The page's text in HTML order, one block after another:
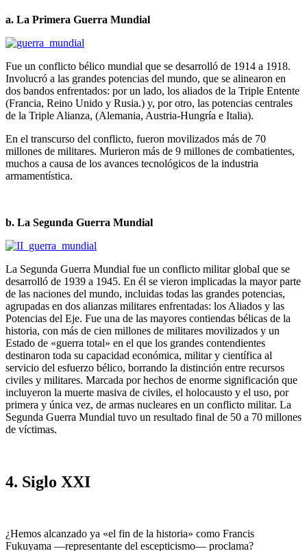
a. La Primera Guerra Mundial
Fue un conflicto bélico mundial que se desarrolló de 1914 a 1918.
Involucró a las grandes potencias del mundo, que se alinearon en
dos bandos enfren­tados: por un lado, los aliados de la Triple Entente
(Francia, Reino Unido y Rusia.) y, por otro, las potencias centrales
de la Triple Alianza, (Alemania, Austria-Hungría e Italia).
En el transcurso del conflicto, fueron movilizados más de 70
millones de mi­litares. Murieron más de 9 millones de combatientes,
muchos a causa de los avances tecnológicos de la industria
armamentística.
b. La Segunda Guerra Mundial
La Segunda Guerra Mundial fue un conflicto militar global que se
desarrolló de 1939 a 1945. En él se vieron implicadas la mayor parte
de las naciones del mundo, incluidas todas las grandes potencias,
agrupadas en dos alianzas militares enfrentadas: los Aliados y las
Potencias del Eje. Fue una de las ma­yores contiendas bélicas de la
historia, con más de cien millones de militares movilizados y un
Estado de «guerra total» en el que los grandes contendien­tes
destinaron toda su capacidad económica, militar y científica al
servicio del esfuerzo bélico, borrando la distinción entre recursos
civiles y militares. Mar­cada por hechos de enorme significación que
incluyeron la muerte masiva de civiles, el holocausto y el uso, por
primera y única vez, de armas nucleares en un conflicto militar. La
Segunda Guerra Mundial tuvo un resultado final de 50 a 70 millones
de víctimas.
4. Siglo XXI
¿Hemos alcanzado ya «el fin de la historia» como Francis
Fukuyama —repre­sentante del escepticismo— proclama?